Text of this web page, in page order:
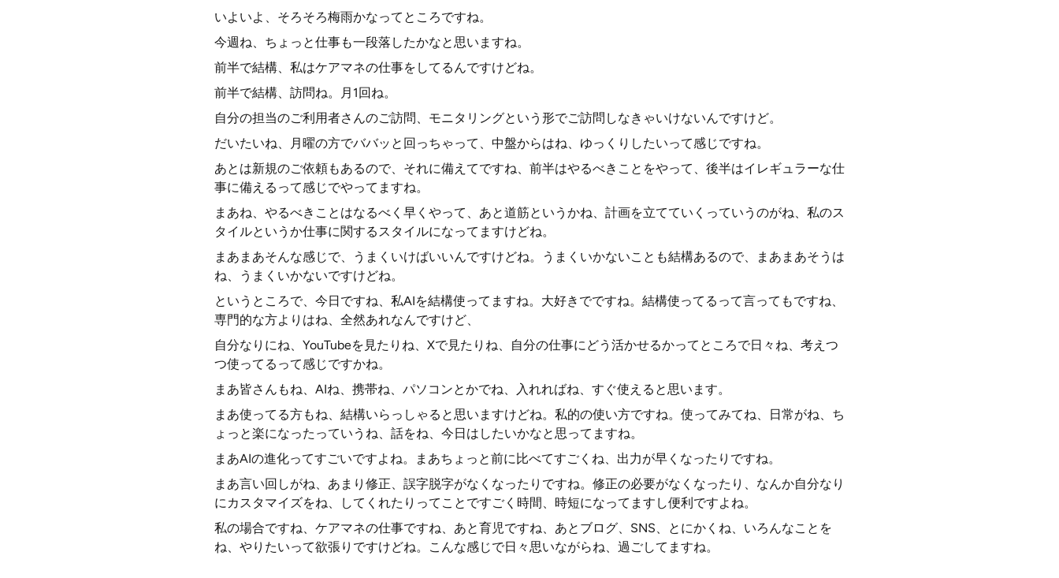
いよいよ、そろそろ梅雨かなってところですね。
今週ね、ちょっと仕事も一段落したかなと思いますね。
前半で結構、私はケアマネの仕事をしてるんですけどね。
前半で結構、訪問ね。月1回ね。
自分の担当のご利用者さんのご訪問、モニタリングという形でご訪問しなきゃいけないんですけど。
だいたいね、月曜の方でババッと回っちゃって、中盤からはね、ゆっくりしたいって感じですね。
あとは新規のご依頼もあるので、それに備えてですね、前半はやるべきことをやって、後半はイレギュラーな仕
事に備えるって感じでやってますね。
まあね、やるべきことはなるべく早くやって、あと道筋というかね、計画を立てていくっていうのがね、私のス
タイルというか仕事に関するスタイルになってますけどね。
まあまあそんな感じで、うまくいけばいいんですけどね。うまくいかないことも結構あるので、まあまあそうは
ね、うまくいかないですけどね。
というところで、今日ですね、私AIを結構使ってますね。大好きでですね。結構使ってるって言ってもですね、
専門的な方よりはね、全然あれなんですけど、
自分なりにね、YouTubeを見たりね、Xで見たりね、自分の仕事にどう活かせるかってところで日々ね、考えつ
つ使ってるって感じですかね。
まあ皆さんもね、AIね、携帯ね、パソコンとかでね、入れればね、すぐ使えると思います。
まあ使ってる方もね、結構いらっしゃると思いますけどね。私的の使い方ですね。使ってみてね、日常がね、ち
ょっと楽になったっていうね、話をね、今日はしたいかなと思ってますね。
まあAIの進化ってすごいですよね。まあちょっと前に比べてすごくね、出力が早くなったりですね。
まあ言い回しがね、あまり修正、誤字脱字がなくなったりですね。修正の必要がなくなったり、なんか自分なり
にカスタマイズをね、してくれたりってことですごく時間、時短になってますし便利ですよね。
私の場合ですね、ケアマネの仕事ですね、あと育児ですね、あとブログ、SNS、とにかくね、いろんなことを
ね、やりたいって欲張りですけどね。こんな感じで日々思いながらね、過ごしてますね。